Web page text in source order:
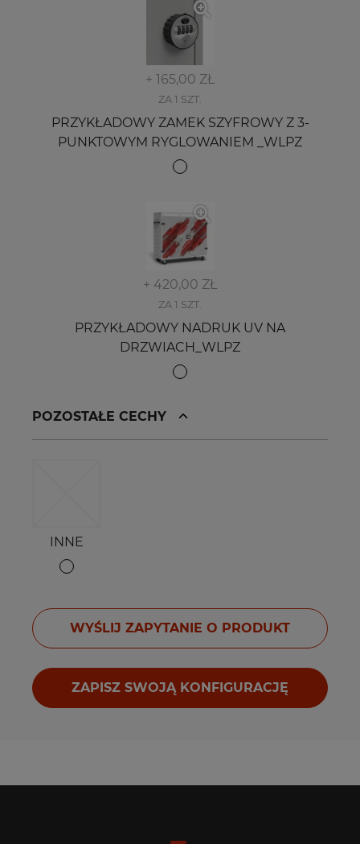
+ 165,00 ZŁ
ZA 1 SZT.
PRZYKŁADOWY ZAMEK SZYFROWY Z 3-
PUNKTOWYM RYGLOWANIEM _WLPZ
+ 420,00 ZŁ
ZA 1 SZT.
PRZYKŁADOWY NADRUK UV NA
DRZWIACH_WLPZ
POZOSTAŁE CECHY
INNE
WYŚLIJ ZAPYTANIE O PRODUKT
ZAPISZ SWOJĄ KONFIGURACJĘ